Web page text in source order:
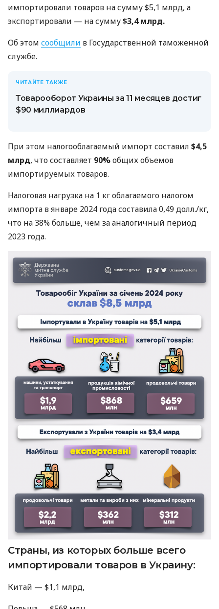
импортировали товаров на сумму $5,1 млрд, а
экспортировали — на сумму$3,4 млрд.
Об этом сообщили в Государственной таможенной
службе.
ЧИТАЙТЕ ТАКЖЕ
Товарооборот Украины за 11 месяцев достиг
$90 миллиардов
При этом налогооблагаемый импорт составил $4,5
млрд, что составляет 90%общих объемов
импортируемых товаров.
Налоговая нагрузка на 1 кг облагаемого налогом
импорта в январе 2024 года составила 0,49 долл./кг,
что на 38% больше, чем за аналогичный период
2023 года.
Страны, из которых больше всего
импортировали товаров в Украину:
Китай — $1,1 млрд,